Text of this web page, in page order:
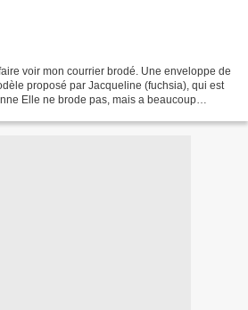
voir mon courrier brodé. Une enveloppe de
proposé par Jacqueline (fuchsia), qui est
Elle ne brode pas, mais a beaucoup